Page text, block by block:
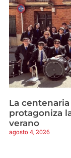
La
protagoniza
verano
agosto 4, 2026